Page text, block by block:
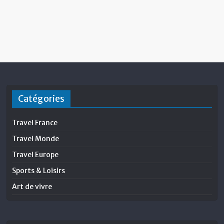
Catégories
Travel France
Travel Monde
Travel Europe
Sports & Loisirs
Art de vivre